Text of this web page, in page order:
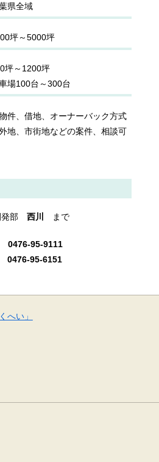
県全域
坪～5000坪
坪～1200坪
場100台～300台
件、借地、オーナーバック方式
地、市街地などの案件、相談可
発部 西川 まで
0476-95-9111
0476-95-6151
へい」